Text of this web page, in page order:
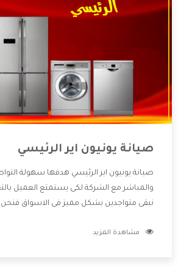
صيانة يونيون اير الرئيسي
صيانة يونيون اير الرئيسي هدفها سهولة
والمباشر مع الشركة لكى يستمتع العميل
نبقى متواجدين بشكل مميز فى الاسواق
الشركة بها والتى تكون منها خدمة الصيانة
مشاهدة المزيد